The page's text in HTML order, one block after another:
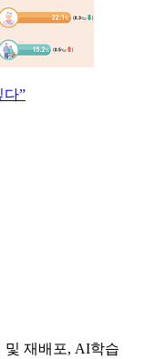
다”
재배포, AI학습